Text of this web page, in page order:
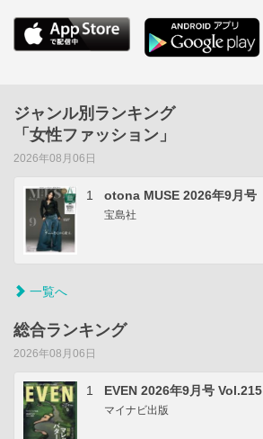
ジャンル別ランキング
「女性ファッション」
2026年08月06日
1 otona MUSE 2026年9月号
宝島社
一覧へ
総合ランキング
2026年08月06日
1 EVEN 2026年9月号 Vol.215
マイナビ出版